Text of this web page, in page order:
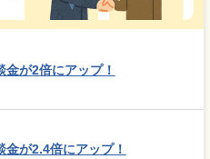
が2倍にアップ！
が2.4倍にアップ！